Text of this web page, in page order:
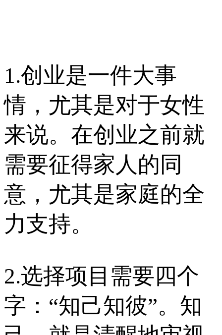
1.创业是一件大事
情，尤其是对于女性
来说。在创业之前就
需要征得家人的同
意，尤其是家庭的全
力支持。
2.选择项目需要四个
字：“知己知彼”。知